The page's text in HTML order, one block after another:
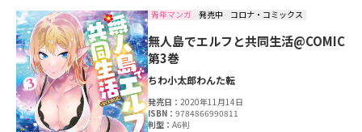
青年マンガ 発売中 コロナ・コミックス
無人島でエルフと共同生活@COMIC
第3巻
ちわ小太郎わんた転
発売日：2020年11月14日
ISBN：9784866990811
判型：A6判